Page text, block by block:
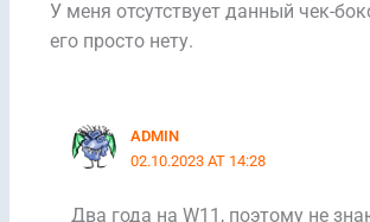
У меня отсутствует данный чек-
его просто нету.
ADMIN
02.10.2023 AT 14:28
Два года на W11, поэтому не